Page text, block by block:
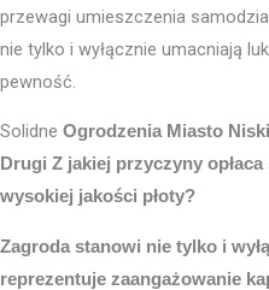
przewagi umieszczenia
nie tylko i wyłącznie umacniają
pewność.
Solidne Ogrodzenia Miasto
Drugi Z jakiej przyczyny
wysokiej jakości płoty?
Zagroda stanowi nie tylko i
reprezentuje zaangażowanie